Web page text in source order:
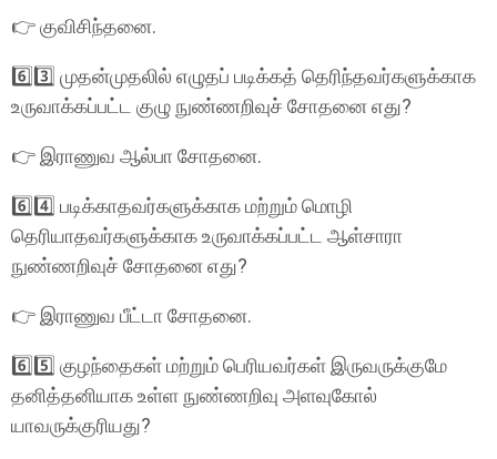
👉 குவிசிந்தனை.
6️⃣3️⃣ முதன்முதலில் எழுதப் படிக்கத் தெரிந்தவர்களுக்காக
உருவாக்கப்பட்ட குழு நுண்ணறிவுச் சோதனை எது?
👉 இராணுவ ஆல்பா சோதனை.
6️⃣4️⃣ படிக்காதவர்களுக்காக மற்றும் மொழி
தெரியாதவர்களுக்காக உருவாக்கப்பட்ட ஆள்சாரா
நுண்ணறிவுச் சோதனை எது?
👉 இராணுவ பீட்டா சோதனை.
6️⃣5️⃣ குழந்தைகள் மற்றும் பெரியவர்கள் இருவருக்குமே
தனித்தனியாக உள்ள நுண்ணறிவு அளவுகோல்
யாவருக்குரியது?